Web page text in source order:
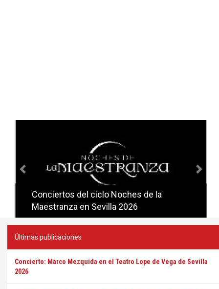
Conciertos del ciclo Noches de la
Maestranza en Sevilla 2026
Conciertos del ciclo Candlelight en
Sevilla
Últimas publicaciones
Concierto: Marco Mezquida en el Teatro Lope de Vega de Sevilla
2026